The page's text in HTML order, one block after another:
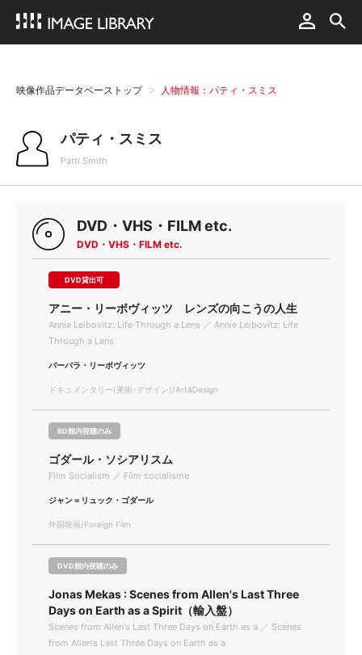
映像作品データベーストップ 人物情報：パティ・スミス
パティ・スミス
Patti Smith
DVD・VHS・FILM etc.
DVD・VHS・FILM etc.
DVD貸出可
アニー・リーボヴィッツ レンズの向こうの人生
Annie Leibovitz: Life Through a Lens ／ Annie Leibovitz: Life
Through a Lens
バーバラ・リーボヴィッツ
ドキュメンタリー(美術･デザイン)/Art&Design
BD館内視聴のみ
ゴダール・ソシアリスム
Film Socialism ／ Film socialisme
ジャン＝リュック・ゴダール
外国映画/Foreign Film
DVD館内視聴のみ
Jonas Mekas : Scenes from Allen's Last Three
Days on Earth as a Spirit（輸入盤）
Scenes from Allen's Last Three Days on Earth as a ／ Scenes
from Allen's Last Three Days on Earth as a